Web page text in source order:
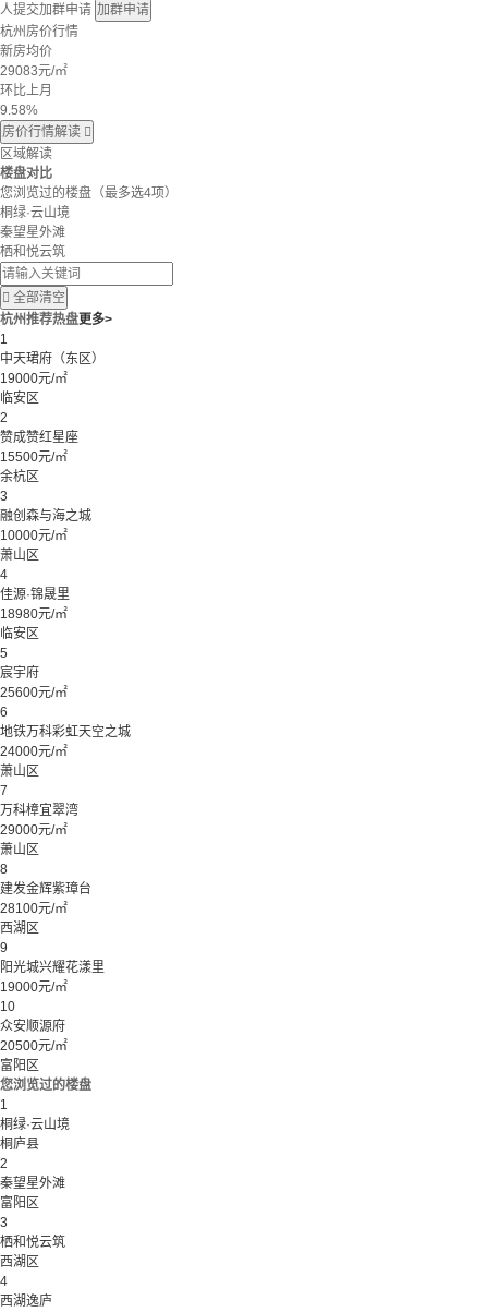
人提交加群申请 加群申请
杭州房价行情
新房均价
29083元/㎡
环比上月
9.58%
房价行情解读 
区域解读
楼盘对比
您浏览过的楼盘 （最多选4项）
桐绿·云山境
秦望星外滩
栖和悦云筑
 全部清空
杭州推荐热盘更多>
1
中天珺府（东区）
19000元/㎡
临安区
2
赞成赞红星座
15500元/㎡
余杭区
3
融创森与海之城
10000元/㎡
萧山区
4
佳源·锦晟里
18980元/㎡
临安区
5
宸宇府
25600元/㎡
6
地铁万科彩虹天空之城
24000元/㎡
萧山区
7
万科樟宜翠湾
29000元/㎡
萧山区
8
建发金辉紫璋台
28100元/㎡
西湖区
9
阳光城兴耀花漾里
19000元/㎡
10
众安顺源府
20500元/㎡
富阳区
您浏览过的楼盘
1
桐绿·云山境
桐庐县
2
秦望星外滩
富阳区
3
栖和悦云筑
西湖区
4
西湖逸庐